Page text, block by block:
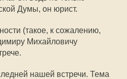
Думы, он юрист.
(такое, к сожалению,
Михайловичу
нашей встречи. Тема